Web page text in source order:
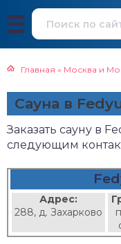
Главная » Москва и
Сауна в
Заказать сауну в
следующим
Адрес:
288, д. Захарково